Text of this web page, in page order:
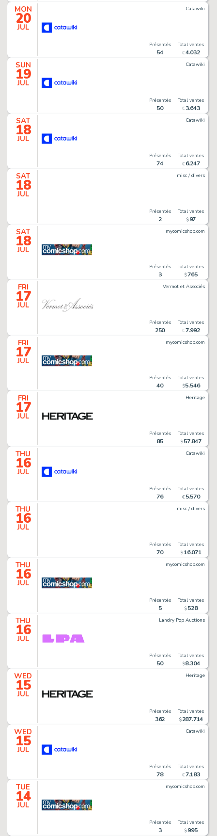
MON
20
JUL
Catawiki
Présentés
54
Total ventes
€4.032
SUN
19
JUL
Catawiki
Présentés
50
Total ventes
€ 3.643
SAT
18
JUL
Catawiki
Présentés
74
Total ventes
€ 6.247
SAT
18
JUL
misc / divers
Présentés
2
Total ventes
$ 97
SAT
18
JUL
mycomicshop.com
Présentés
3
Total ventes
$765
FRI
17
JUL
Vermot et Associés
Présentés
250
Total ventes
€7.992
FRI
17
JUL
mycomicshop.com
Présentés
40
Total ventes
$5.546
FRI
17
JUL
Heritage
Présentés
85
Total ventes
$57.847
THU
16
JUL
Catawiki
Présentés
76
Total ventes
€ 5.570
THU
16
JUL
misc / divers
Présentés
70
Total ventes
$16.071
THU
16
JUL
mycomicshop.com
Présentés
5
Total ventes
$528
THU
16
JUL
Landry Pop Auctions
Présentés
50
Total ventes
$8.304
WED
15
JUL
Heritage
Présentés
362
Total ventes
$287.714
WED
15
JUL
Catawiki
Présentés
78
Total ventes
€7.183
TUE
14
JUL
mycomicshop.com
Présentés
3
Total ventes
$995